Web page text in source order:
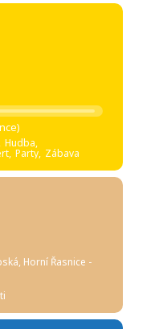
Hudba,
Party, Zábava
, Horní Řasnice -